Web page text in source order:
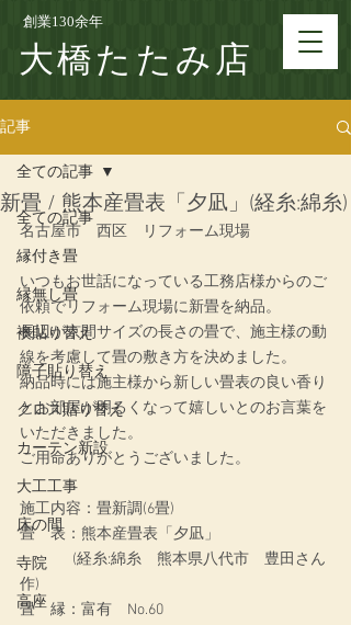
創業130余年
大橋たたみ店
記事
全ての記事
縁付き畳
縁無し畳
襖貼り替え
障子貼り替え
クロス貼り替え
カーテン新設
大工工事
床の間
寺院
高座
全ての記事
新畳 / 熊本産畳表「夕凪」(経糸:綿糸)
名古屋市　西区　リフォーム現場
いつもお世話になっている工務店様からのご
依頼でリフォーム現場に新畳を納品。
長辺が京間サイズの長さの畳で、施主様の動
線を考慮して畳の敷き方を決めました。
納品時には施主様から新しい畳表の良い香り
とお部屋が明るくなって嬉しいとのお言葉を
いただきました。
ご用命ありがとうございました。
施工内容：畳新調(6畳)
畳　表：熊本産畳表「夕凪」
                (経糸:綿糸　熊本県八代市　豊田さん
作)
畳　縁：富有　No.60